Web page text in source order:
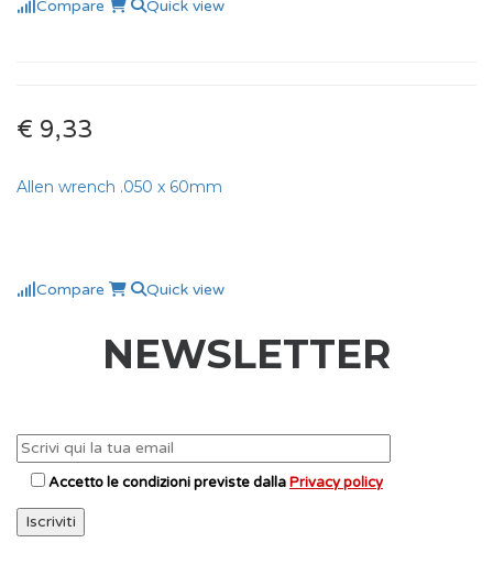
Compare Quick view
€ 9,33
Allen wrench .050 x 60mm
Compare Quick view
NEWSLETTER
Accetto le condizioni previste dallaPrivacy policy